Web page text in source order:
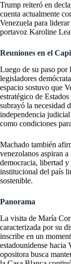
Trump reiteró en
cuenta actualmente
Venezuela para
portavoz Karoline
Reuniones en el
Luego de su paso por
legisladores
espacio sostuvo que
estratégico de
subrayó la necesidad
independencia
como condiciones
Machado también
venezolanos aspiran
democracia, libertad
institucional del país
sostenible.
Panorama
La visita de María
caracterizada por su
inscribe en un
estadounidense hacia
opositora busca